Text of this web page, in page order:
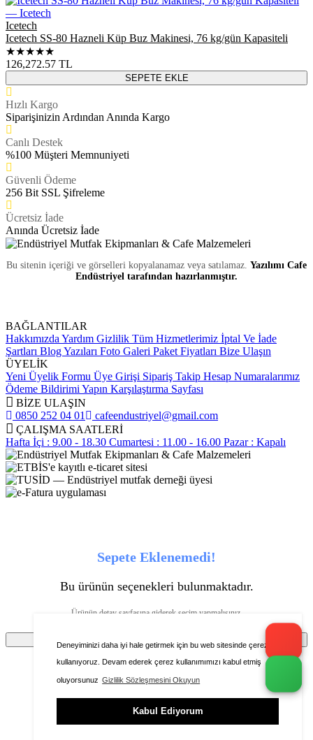
Deneyiminizi daha iyi hale getirmek için bu web sitesinde çerezleri
kullanıyoruz. Devam ederek çerez kullanımımızı kabul etmiş
oluyorsunuz Gizlilik Sözleşmesini Okuyun
Kabul Ediyorum
Icetech
Icetech SS-80 Hazneli Küp Buz Makinesi, 76 kg/gün Kapasiteli
★★★★★
126,272.57 TL
SEPETE EKLE
Hızlı Kargo
Siparişinizin Ardından Anında Kargo
Canlı Destek
%100 Müşteri Memnuniyeti
Güvenli Ödeme
256 Bit SSL Şifreleme
Ücretsiz İade
Anında Ücretsiz İade
Bu sitenin içeriği ve görselleri kopyalanamaz veya satılamaz. Yazılımı Cafe
Endüstriyel tarafından hazırlanmıştır.
BAĞLANTILAR
Hakkımızda Yardım Gizlilik Tüm Hizmetlerimiz İptal Ve İade
Şartları Blog Yazıları Foto Galeri Paket Fiyatları Bize Ulaşın
ÜYELİK
Yeni Üyelik Formu Üye Girişi Sipariş Takip Hesap Numaralarımız
Ödeme Bildirimi Yapın Karşılaştırma Sayfası
BİZE ULAŞIN
0850 252 04 01
cafeendustriyel@gmail.com
ÇALIŞMA SAATLERİ
Hafta İçi : 9.00 - 18.30 Cumartesi : 11.00 - 16.00 Pazar : Kapalı
Sepete Eklenemedi!
Bu ürünün seçenekleri bulunmaktadır.
Ürünün detay sayfasına giderek seçim yapmalısınız.
Ürünü favorilere ekleyebilmeniz için üye girişi
yapmanız gerekmektedir.